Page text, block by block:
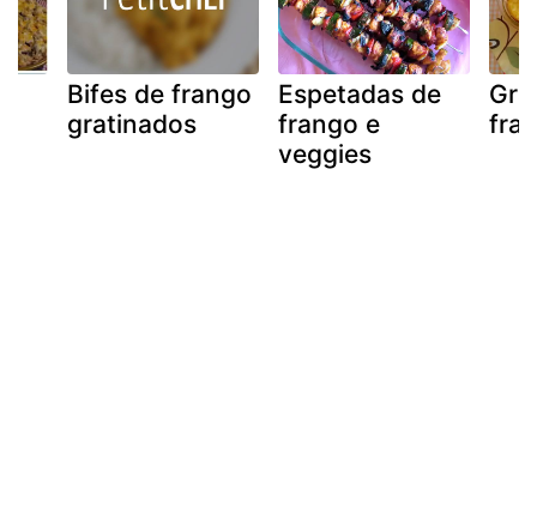
Bifes de frango
gratinados
Espetadas de
frango e
veggies